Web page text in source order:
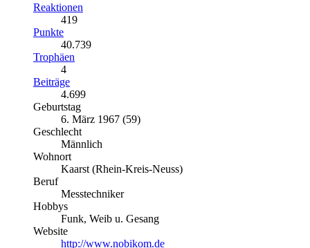
Reaktionen
419
Punkte
40.739
Trophäen
4
Beiträge
4.699
Geburtstag
6. März 1967 (59)
Geschlecht
Männlich
Wohnort
Kaarst (Rhein-Kreis-Neuss)
Beruf
Messtechniker
Hobbys
Funk, Weib u. Gesang
Website
http://www.nobikom.de